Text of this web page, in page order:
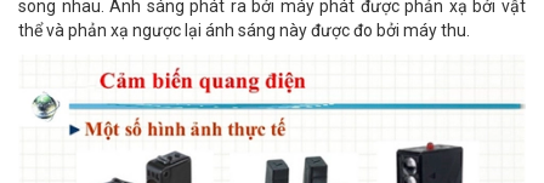
song nhau. Ánh sáng phát ra bởi máy phát được phản xạ bởi vật
thể và phản xạ ngược lại ánh sáng này được đo bởi máy thu.